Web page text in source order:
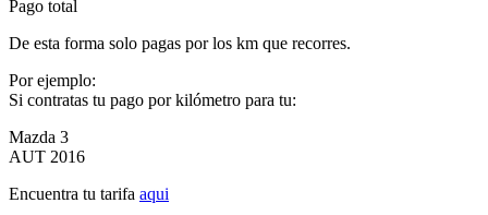
Pago total
De esta forma solo pagas por los km que recorres.
Por ejemplo:
Si contratas tu pago por kilómetro para tu:
Mazda 3
AUT 2016
Encuentra tu tarifa aqui